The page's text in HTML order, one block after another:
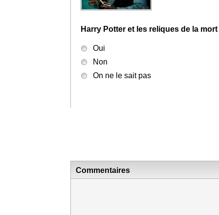
Harry Potter et les reliques de la
Oui
Non
On ne le sait pas
Commentaires